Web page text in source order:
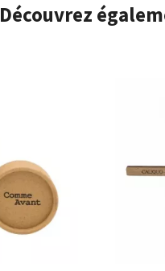
Découvrez